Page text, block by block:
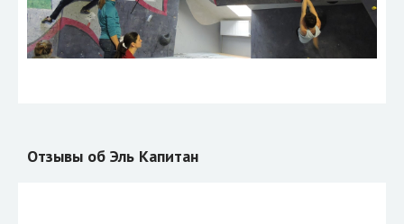
Отзывы об Эль Капитан